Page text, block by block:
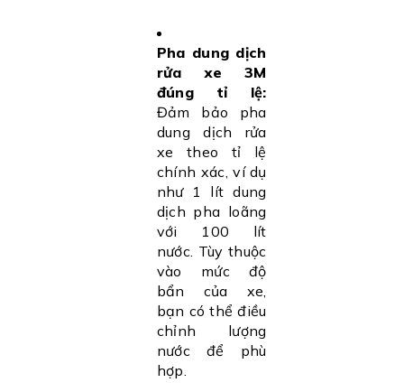
Pha dung dịch
rửa xe 3M
đúng tỉ lệ:
Đảm bảo pha
dung dịch rửa
xe theo tỉ lệ
chính xác, ví dụ
như 1 lít dung
dịch pha loãng
với 100 lít
nước. Tùy thuộc
vào mức độ
bẩn của xe,
bạn có thể điều
chỉnh lượng
nước để phù
hợp.